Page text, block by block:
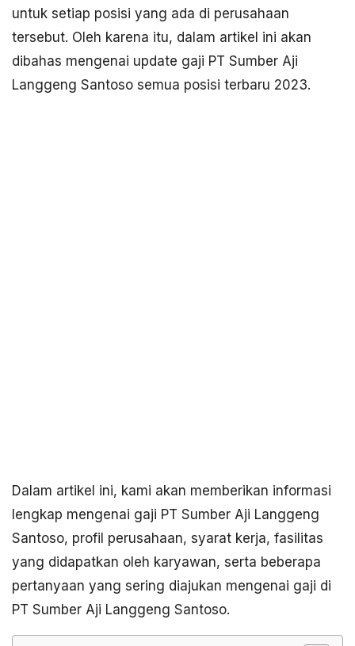
untuk setiap posisi yang ada di perusahaan
tersebut. Oleh karena itu, dalam artikel ini akan
dibahas mengenai update gaji PT Sumber Aji
Langgeng Santoso semua posisi terbaru 2023.
Dalam artikel ini, kami akan memberikan informasi
lengkap mengenai gaji PT Sumber Aji Langgeng
Santoso, profil perusahaan, syarat kerja, fasilitas
yang didapatkan oleh karyawan, serta beberapa
pertanyaan yang sering diajukan mengenai gaji di
PT Sumber Aji Langgeng Santoso.